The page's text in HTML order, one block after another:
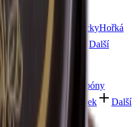
hrudky a peckyHořká
Další
karamel
Želé bonbóny
Mix cukrovinek
Další